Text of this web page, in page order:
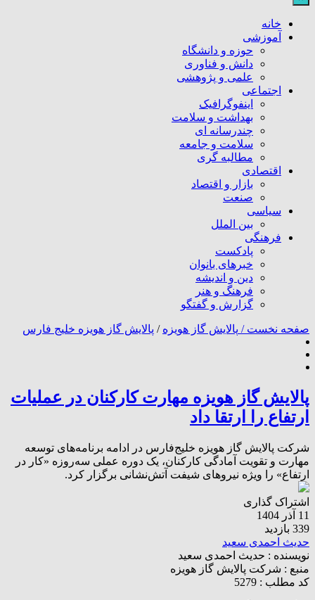
خانه
آموزشی
حوزه و دانشگاه
دانش و فناوری
علمی و پژوهشی
اجتماعی
اینفوگرافیک
بهداشت و سلامت
چندرسانه ای
سلامت و جامعه
مطالبه گری
اقتصادی
بازار و اقتصاد
صنعت
سیاسی
بین الملل
فرهنگی
پادکست
خبرهای بانوان
دین و اندیشه
فرهنگ و هنر
گزارش و گفتگو
صفحه نخست / پالایش گاز هویزه / پالایش گاز هویزه خلیج فارس
پالایش گاز هویزه مهارت کارکنان در عملیات
ارتفاع را ارتقا داد
شرکت پالایش گاز هویزه خلیج‌فارس در ادامه برنامه‌های توسعه
مهارت و تقویت آمادگی کارکنان، یک دوره عملی سه‌روزه «کار در
ارتفاع» را ویژه نیروهای شیفت آتش‌نشانی برگزار کرد.
اشتراک گذاری
11 آذر 1404
339 بازدید
حدیث احمدی سعید
نویسنده : حدیث احمدی سعید
منبع : شرکت پالایش گاز هویزه
کد مطلب : 5279